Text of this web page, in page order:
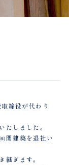
締役が代わり
しました。
関建築を退社い
ぎます。